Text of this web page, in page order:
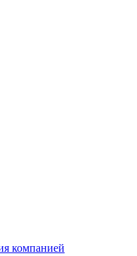
компанией